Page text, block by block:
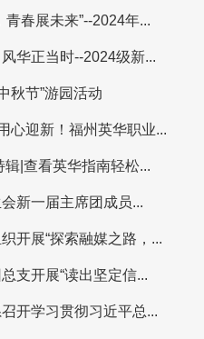
春展未来”--2024年...
华正当时--2024级新...
秋节”游园活动
心迎新！福州英华职业...
|查看英华指南轻松...
新一届主席团成员...
开展“探索融媒之路，...
支开展“读出坚定信...
开学习贯彻习近平总...